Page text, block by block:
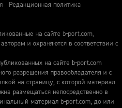
Редакционная политика
на сайте b-port.com,
и охраняются в соответствии с
на сайте b-port.com
разрешения правообладателя и с
на страницу, с которой материал
размещаться непосредственно в
материал b-port.com, до или